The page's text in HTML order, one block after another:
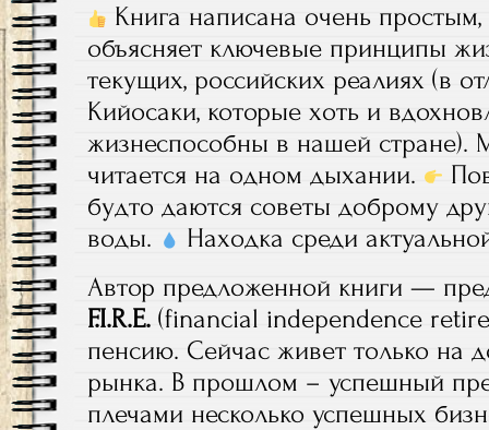
Книга написана очень
объясняет ключевые принципы
текущих, российских реалиях (в
Кийосаки, которые хоть и
жизнеспособны в нашей стране).
читается на одном дыхании.
будто даются советы доброму
воды.
Находка среди
Автор предложенной книги —
F.I.R.E. (financial independence
пенсию. Сейчас живет только на
рынка. В прошлом – успешный
плечами несколько успешных